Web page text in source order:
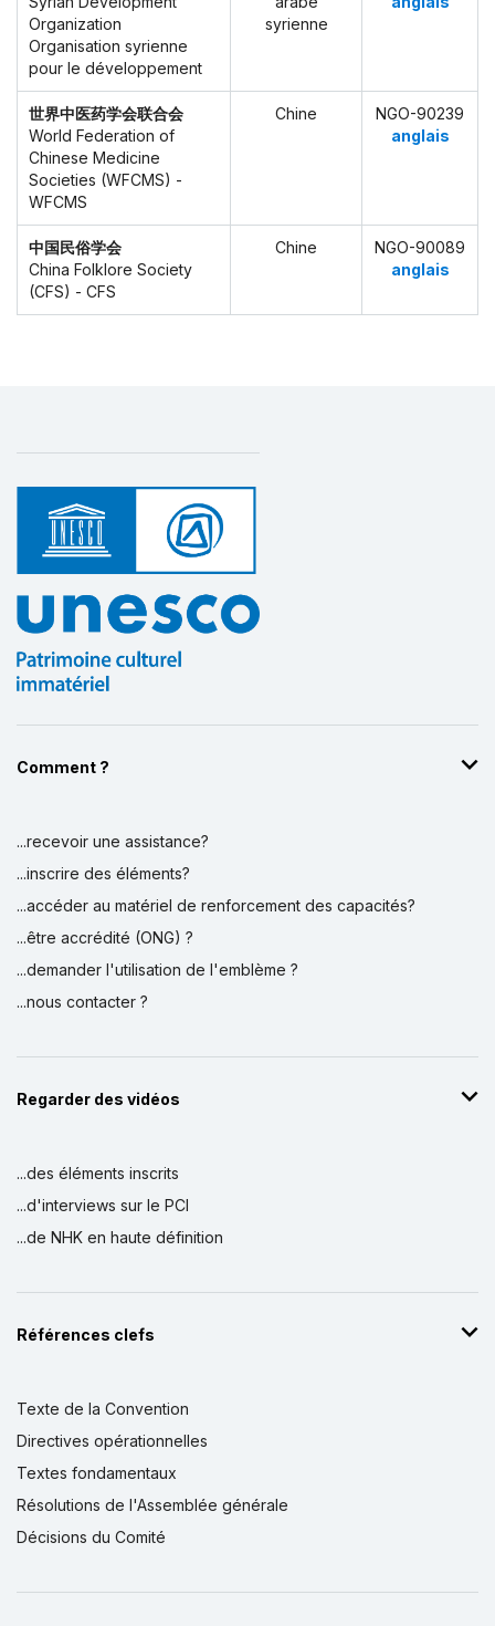
Organization
Organisation syrienne
pour le développement
syrienne
世界中医药学会联合会
World Federation of
Chinese Medicine
Societies (WFCMS) -
WFCMS
Chine
NGO-90239
anglais
中国民俗学会
China Folklore Society
(CFS) - CFS
Chine
NGO-90089
anglais
Comment ?
...recevoir une assistance?
...inscrire des éléments?
...accéder au matériel de renforcement des capacités?
...être accrédité (ONG) ?
...demander l'utilisation de l'emblème ?
...nous contacter ?
Regarder des vidéos
...des éléments inscrits
...d'interviews sur le PCI
...de NHK en haute définition
Références clefs
Texte de la Convention
Directives opérationnelles
Textes fondamentaux
Résolutions de l'Assemblée générale
Décisions du Comité